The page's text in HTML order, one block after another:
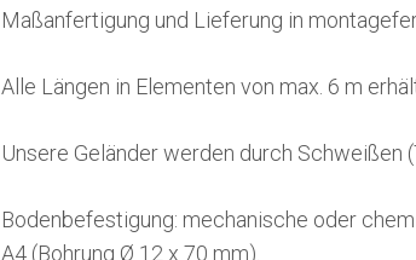
Maßanfertigung und Lieferung in
Alle Längen in Elementen von max. 6 m
Unsere Geländer werden durch Schweißen
Bodenbefestigung: mechanische oder
A4 (Bohrung Ø 12 x 70 mm).